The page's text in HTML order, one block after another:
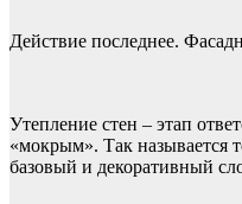
Действие последнее.
Утепление стен – этап
«мокрым». Так называется
базовый и декоративный